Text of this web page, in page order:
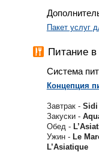
Пакет услуг
Питание в
Система
Концепция
Завтрак - Sidi
Закуски -
Обед -
Ужин - Le
L’Asiatique